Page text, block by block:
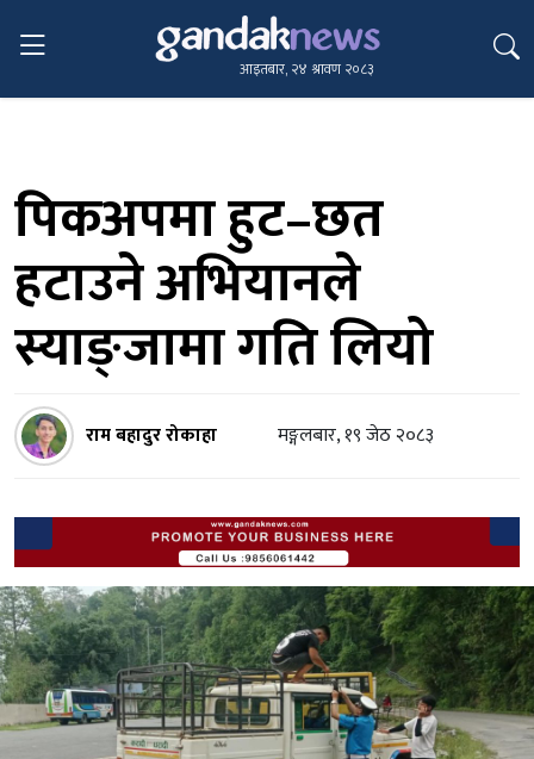
आइतबार, २४ श्रावण २०८३
पिकअपमा हुट–छत
हटाउने अभियानले
स्याङ्जामा गति लियो
राम बहादुर रोकाहा मङ्गलबार, १९ जेठ २०८३